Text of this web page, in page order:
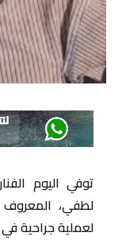
توفي اليوم
لطفي، المعروف
لعملية جراحية